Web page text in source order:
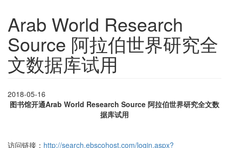
Arab World Research
Source 阿拉伯世界研究全
文数据库试用
2018-05-16
图书馆开通Arab World Research Source 阿拉伯世界研究全文数
据库试用
访问链接： http://search.ebscohost.com/login.aspx?